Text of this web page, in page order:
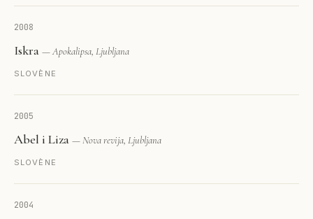
2008
Iskra — Apokalipsa, Ljubljana
SLOVÈNE
2005
Abel i Liza — Nova revija, Ljubljana
SLOVÈNE
2004